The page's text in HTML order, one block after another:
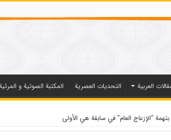
العربیة التحديات العصرية المكتبة الصوتية و
“الإزعاج العام” في سابقة هي الأولى